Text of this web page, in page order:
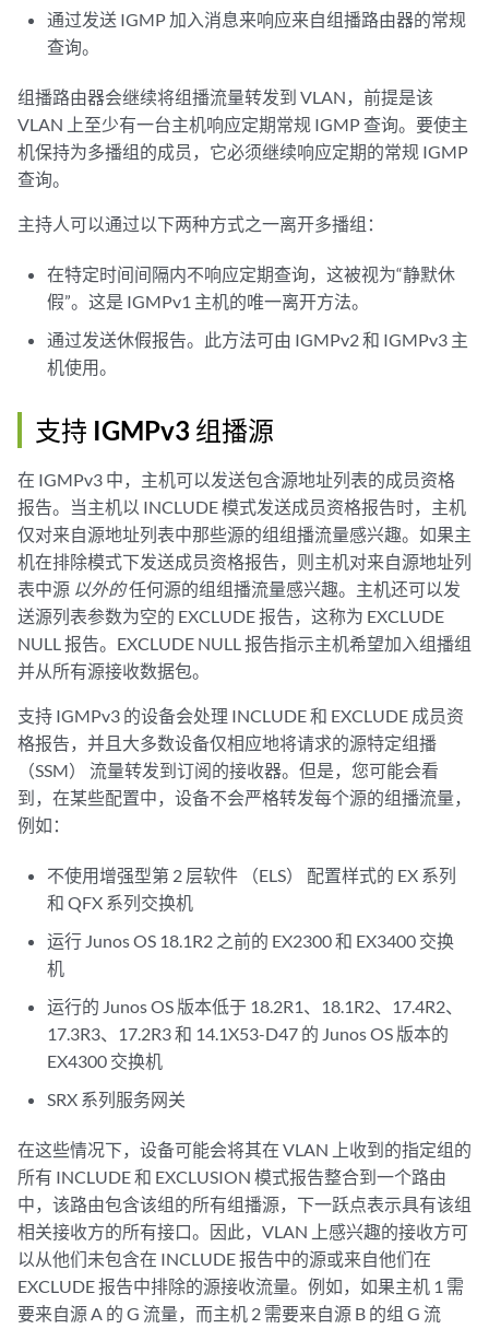
通过发送 IGMP 加入消息来响应来自组播路由器的常规
查询。
组播路由器会继续将组播流量转发到 VLAN，前提是该
VLAN 上至少有一台主机响应定期常规 IGMP 查询。要使主
机保持为多播组的成员，它必须继续响应定期的常规 IGMP
查询。
主持人可以通过以下两种方式之一离开多播组：
在特定时间间隔内不响应定期查询，这被视为“静默休
假”。这是 IGMPv1 主机的唯一离开方法。
通过发送休假报告。此方法可由 IGMPv2 和 IGMPv3 主
机使用。
支持 IGMPv3 组播源
在 IGMPv3 中，主机可以发送包含源地址列表的成员资格
报告。当主机以 INCLUDE 模式发送成员资格报告时，主机
仅对来自源地址列表中那些源的组组播流量感兴趣。如果主
机在排除模式下发送成员资格报告，则主机对来自源地址列
表中源 以外的任何源的组组播流量感兴趣。主机还可以发
送源列表参数为空的 EXCLUDE 报告，这称为 EXCLUDE
NULL 报告。EXCLUDE NULL 报告指示主机希望加入组播组
并从所有源接收数据包。
支持 IGMPv3 的设备会处理 INCLUDE 和 EXCLUDE 成员资
格报告，并且大多数设备仅相应地将请求的源特定组播
（SSM） 流量转发到订阅的接收器。但是，您可能会看
到，在某些配置中，设备不会严格转发每个源的组播流量，
例如：
不使用增强型第 2 层软件 （ELS） 配置样式的 EX 系列
和 QFX 系列交换机
运行 Junos OS 18.1R2 之前的 EX2300 和 EX3400 交换
机
运行的 Junos OS 版本低于 18.2R1、18.1R2、17.4R2、
17.3R3、17.2R3 和 14.1X53-D47 的 Junos OS 版本的
EX4300 交换机
SRX 系列服务网关
在这些情况下，设备可能会将其在 VLAN 上收到的指定组的
所有 INCLUDE 和 EXCLUSION 模式报告整合到一个路由
中，该路由包含该组的所有组播源，下一跃点表示具有该组
相关接收方的所有接口。因此，VLAN 上感兴趣的接收方可
以从他们未包含在 INCLUDE 报告中的源或来自他们在
EXCLUDE 报告中排除的源接收流量。例如，如果主机 1 需
要来自源 A 的 G 流量，而主机 2 需要来自源 B 的组 G 流